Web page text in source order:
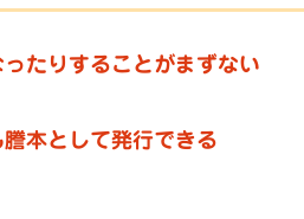
たりすることがまずない
本として発行できる